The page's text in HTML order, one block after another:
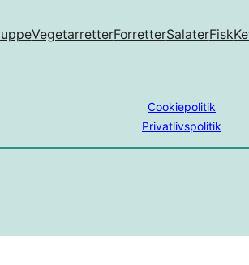
VegetarretterForretterSalaterFisk
Cookiepolitik
Privatlivspolitik